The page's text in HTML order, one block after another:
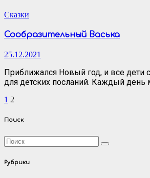
Сказки
Сообразительный Васька
25.12.2021
Приближался Новый год, и все дети
для детских посланий. Каждый день
Пагинация
записей
1 2
Поиск
Рубрики